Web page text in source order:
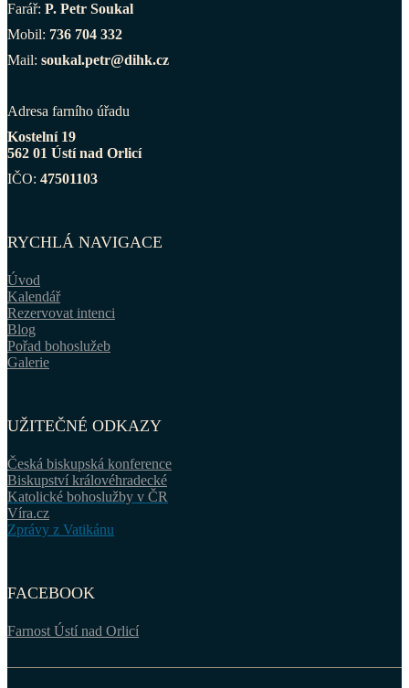
Farář: P. Petr Soukal
Mobil: 736 704 332
Mail: soukal.petr@dihk.cz
Adresa farního úřadu
Kostelní 19
562 01 Ústí nad Orlicí
IČO: 47501103
RYCHLÁ NAVIGACE
Úvod
Kalendář
Rezervovat intenci
Blog
Pořad bohoslužeb
Galerie
UŽITEČNÉ ODKAZY
Česká biskupská konference
Biskupství královéhradecké
Katolické bohoslužby v ČR
Víra.cz
Zprávy z Vatikánu
FACEBOOK
Farnost Ústí nad Orlicí